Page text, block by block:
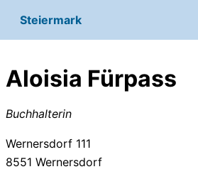
Steiermark
Aloisia Fürpass
Buchhalterin
Wernersdorf 111
8551 Wernersdorf